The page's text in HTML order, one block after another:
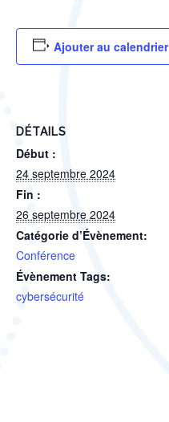
Ajouter au calendrier
DÉTAILS
Début :
24 septembre 2024
Fin :
26 septembre 2024
Catégorie d’Évènement:
Conférence
Évènement Tags:
cybersécurité